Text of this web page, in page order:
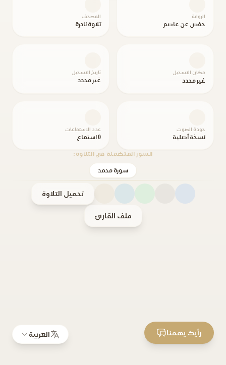
الرواية
حفص عن عاصم
المصحف
تلاوة نادرة
مكان التسجيل
غير محدد
تاريخ التسجيل
غير محدد
جودة الصوت
نسخة أصلية
عدد الاستماعات
0 استماع
السور المتضمنة في التلاوة:
سورة محمد
تحميل التلاوة
ملف القارئ
العربية رأيك يهمنا